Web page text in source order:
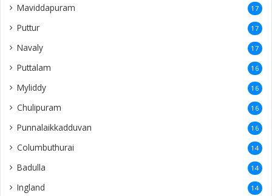
Maviddapuram 17
Puttur 17
Navaly 17
Puttalam 16
Myliddy 16
Chulipuram 16
Punnalaikkadduvan 16
Columbuthurai 14
Badulla 14
Ingland 14